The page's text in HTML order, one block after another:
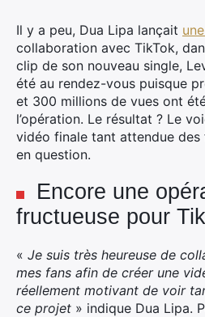
Il y a peu, Dua Lipa lançait
collaboration avec TikTok,
clip de son nouveau single,
été au rendez-vous puisque
et 300 millions de vues ont
l’opération. Le résultat ? Le
vidéo finale tant attendue des
en question.
Encore une
fructueuse pour
« Je suis très heureuse de
mes fans afin de créer une
réellement motivant de voir
ce projet » indique Dua Lipa.